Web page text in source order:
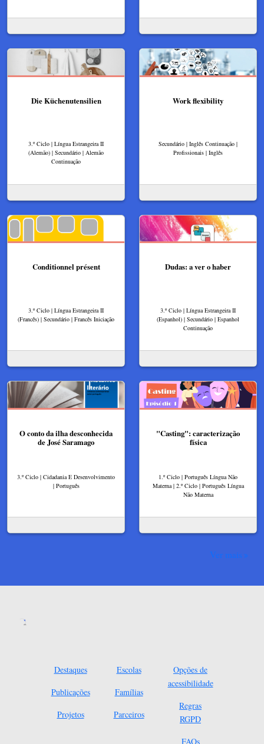
Die Küchenutensilien
3.º Ciclo | Língua Estrangeira II
(Alemão) | Secundário | Alemão
Continuação
Work flexibility
Secundário | Inglês Continuação |
Profissionais | Inglês
Conditionnel présent
3.º Ciclo | Língua Estrangeira II
(Francês) | Secundário | Francês Iniciação
Dudas: a ver o haber
3.º Ciclo | Língua Estrangeira II
(Espanhol) | Secundário | Espanhol
Continuação
O conto da ilha desconhecida
de José Saramago
3.º Ciclo | Cidadania E Desenvolvimento
| Português
"Casting": caracterização
física
1.º Ciclo | Português Língua Não
Materna | 2.º Ciclo | Português Língua
Não Materna
Ver mais
Destaques
Publicações
Projetos
Escolas
Famílias
Parceiros
Opções de
acessibilidade
Regras
RGPD
FAQs